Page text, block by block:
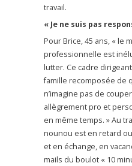
travail.
« Je ne suis pas
Pour Brice, 45 ans, « le
professionnelle est
lutter. Ce cadre
famille recomposée de
n’imagine pas de
allègrement pro et
en même temps. » Au
nounou est en retard
et en échange, en
mails du boulot « 10